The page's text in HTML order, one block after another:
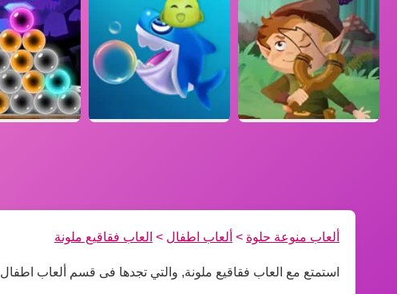
ألعاب منوعة حلوة > ألعاب اطفال > العاب فقاقيع ملونة
استمتع مع العاب فقاقيع ملونة, والتي تجدها فى قسم ألعاب اطفال